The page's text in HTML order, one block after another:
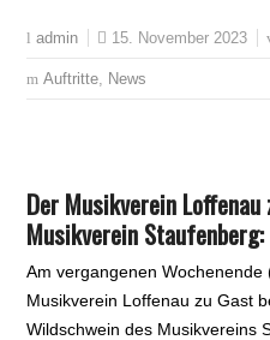
admin 15. November 2023
Auftritte, News
Der Musikverein
Musikverein
Am vergangenen Wochenende
Musikverein Loffenau zu Gast
Wildschwein des Musikvereins